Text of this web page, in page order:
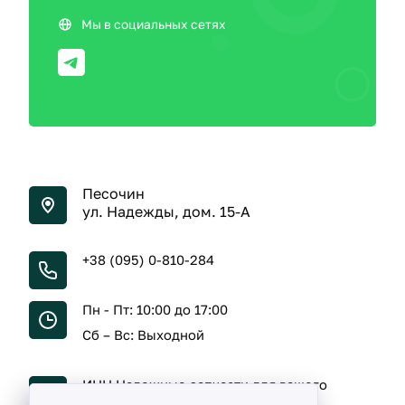
Мы в социальных сетях
Песочин
ул. Надежды, дом. 15-А
+38 (095) 0-810-284
Пн - Пт: 10:00 до 17:00
Сб – Вс: Выходной
ИНН Надежные запчасти для вашего